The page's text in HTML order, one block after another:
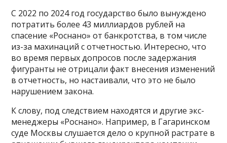
С 2022 по 2024 год государство было вынуждено
потратить более 43 миллиардов рублей на
спасение «Роснано» от банкротства, в том числе
из-за махинаций с отчетностью. Интересно, что
во время первых допросов после задержания
фигуранты не отрицали факт внесения изменений
в отчетность, но настаивали, что это не было
нарушением закона.
К слову, под следствием находятся и другие экс-
менеджеры «Роснано». Например, в Гагаринском
суде Москвы слушается дело о крупной растрате в